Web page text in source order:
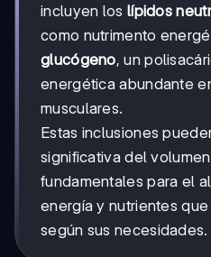
incluyen los lípidos
como nutrimento
glucógeno, un
energética abundante
musculares.
Estas inclusiones
significativa del
fundamentales para el
energía y nutrientes
según sus necesidades.